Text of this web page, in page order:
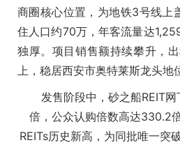
商圈核心位置，为地铁3号线上
住人口约70万，年客流量达
独厚。项目销售额持续攀升，
上，稳居西安市奥特莱斯龙头地
发售阶段中，砂之船REIT网
倍，公众认购倍数高达330.2
REITs历史新高，为同批唯一突